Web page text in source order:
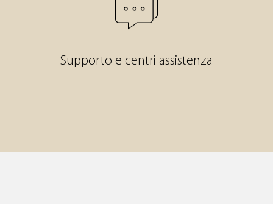
Supporto e centri assistenza